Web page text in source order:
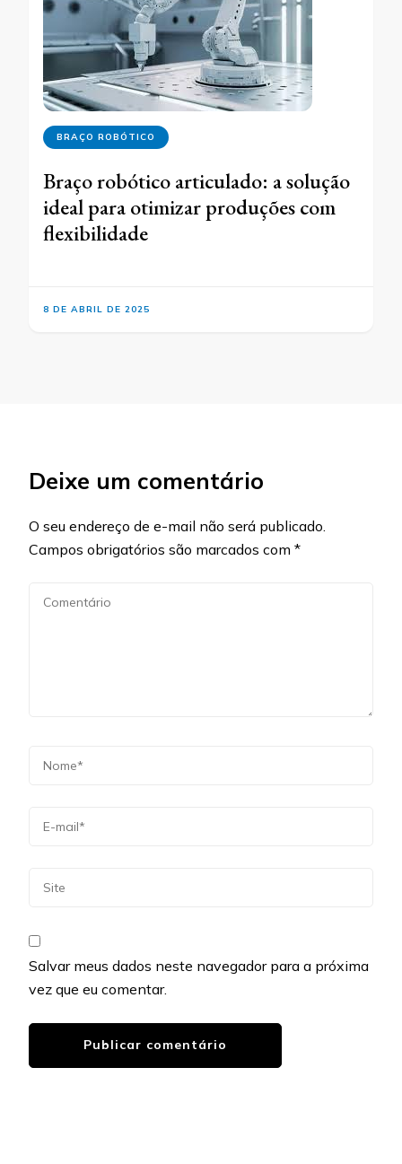
BRAÇO ROBÓTICO
Braço robótico articulado: a solução
ideal para otimizar produções com
flexibilidade
8 DE ABRIL DE 2025
Deixe um comentário
O seu endereço de e-mail não será publicado.
Campos obrigatórios são marcados com *
Salvar meus dados neste navegador para a próxima
vez que eu comentar.